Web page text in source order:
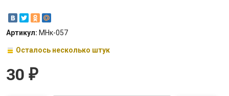
Артикул: МНк-057
Осталось несколько штук
30 ₽